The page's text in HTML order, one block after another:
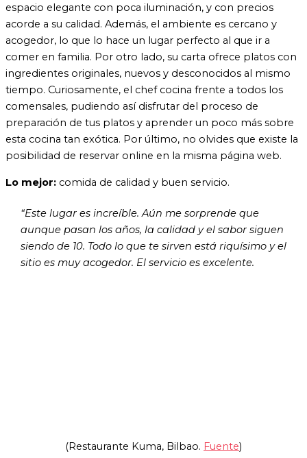
espacio elegante con poca iluminación, y con precios
acorde a su calidad. Además, el ambiente es cercano y
acogedor, lo que lo hace un lugar perfecto al que ir a
comer en familia. Por otro lado, su carta ofrece platos con
ingredientes originales, nuevos y desconocidos al mismo
tiempo. Curiosamente, el chef cocina frente a todos los
comensales, pudiendo así disfrutar del proceso de
preparación de tus platos y aprender un poco más sobre
esta cocina tan exótica. Por último, no olvides que existe la
posibilidad de reservar online en la misma página web.
Lo mejor: comida de calidad y buen servicio.
“Este lugar es increíble. Aún me sorprende que
aunque pasan los años, la calidad y el sabor siguen
siendo de 10. Todo lo que te sirven está riquísimo y el
sitio es muy acogedor. El servicio es excelente.
(Restaurante Kuma, Bilbao. Fuente)